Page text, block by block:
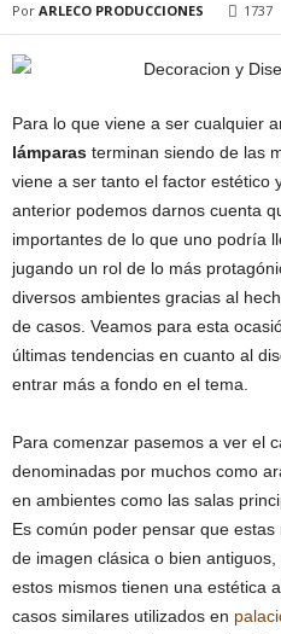
Por ARLECO PRODUCCIONES 1737
Para lo que viene a ser cualquier
lámparas terminan siendo de las
viene a ser tanto el factor estético
anterior podemos darnos cuenta
importantes de lo que uno podría
jugando un rol de lo más
diversos ambientes gracias al
de casos. Veamos para esta
últimas tendencias en cuanto al
entrar más a fondo en el tema.
Para comenzar pasemos a ver el
denominadas por muchos como
en ambientes como las salas
Es común poder pensar que
de imagen clásica o bien
estos mismos tienen una estética
casos similares utilizados en